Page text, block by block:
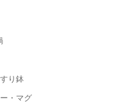
り鉢
・マグ